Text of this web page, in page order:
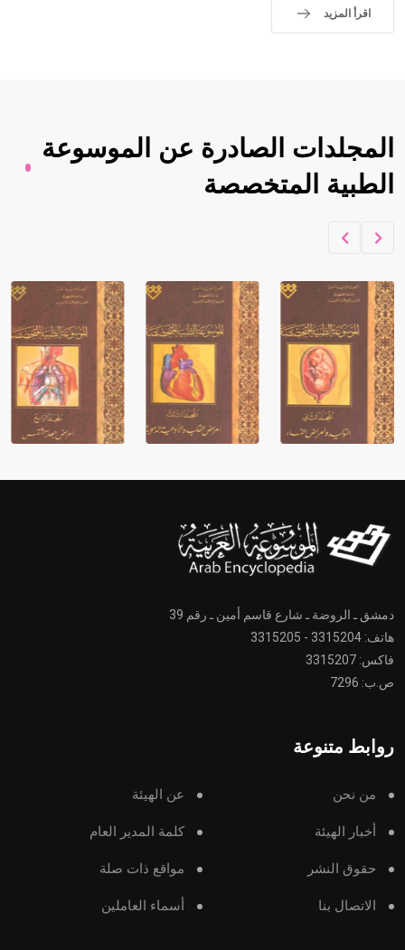
اقرأ المزيد
المجلدات الصادرة عن الموسوعة
الطبية المتخصصة
دمشق ـ الروضة ـ شارع قاسم أمين ـ رقم 39
هاتف: 3315204 - 3315205
فاكس: 3315207
ص.ب: 7296
روابط متنوعة
من نحن عن الهيئة
أخبار الهيئة كلمة المدير العام
حقوق النشر مواقع ذات صلة
الاتصال بنا أسماء العاملين